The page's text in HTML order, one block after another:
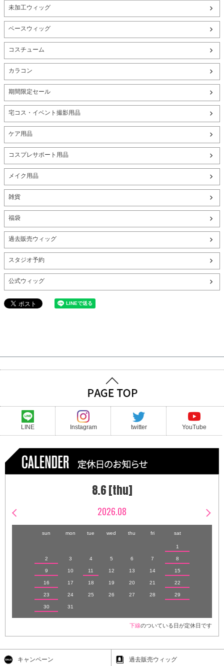
未加工ウィッグ
ベースウィッグ
コスチューム
カラコン
期間限定セール
宅コス・イベント撮影用品
ケア用品
コスプレサポート用品
メイク用品
雑貨
福袋
過去販売ウィッグ
スタジオ予約
公式ウィッグ
LINE Instagram twitter YouTube
8.6 [thu]
2026.08
sun mon tue wed thu fri sat
1
2 3 4 5 6 7 8
9 10 11 12 13 14 15
16 17 18 19 20 21 22
23 24 25 26 27 28 29
30 31
下線のついている日が定休日です
キャンペーン 過去販売ウィッグ